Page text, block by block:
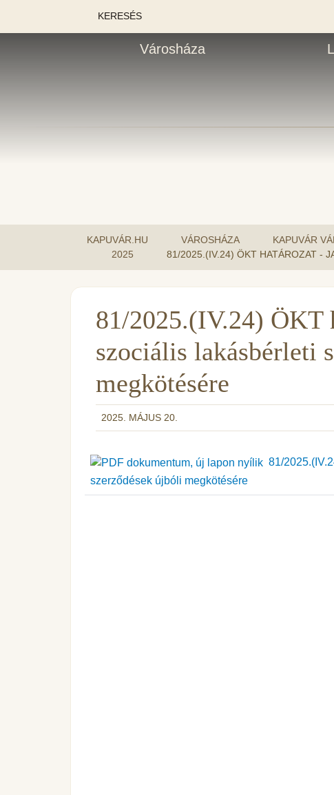
KERESÉS
Városháza
KAPUVÁR.HU VÁROSHÁZA KAPUVÁR
2025
81/2025.(IV.24) ÖKT HATÁROZAT -
81/2025.(IV.24) ÖKT
szociális lakásbérleti
megkötésére
2025. MÁJUS 20.
81/
szerződések újbóli megkötésére